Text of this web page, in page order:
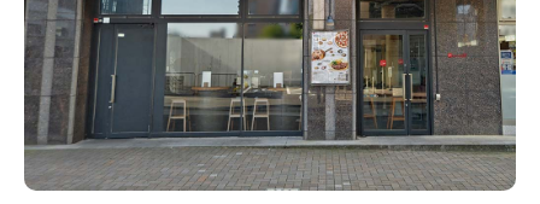
忘新年会・歓送迎会